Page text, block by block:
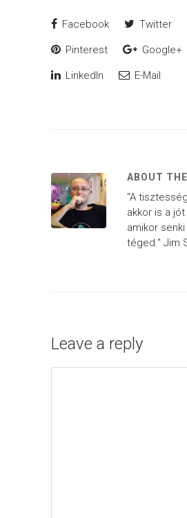
Facebook Twitter
Pinterest Google+
LinkedIn E-Mail
ABOUT
"A
akkor is a
amikor
téged." Jim
Leave a reply